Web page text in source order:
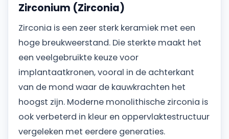
Zirconium (Zirconia)
Zirconia is een zeer sterk keramiek met een
hoge breukweerstand. Die sterkte maakt het
een veelgebruikte keuze voor
implantaatkronen, vooral in de achterkant
van de mond waar de kauwkrachten het
hoogst zijn. Moderne monolithische zirconia is
ook verbeterd in kleur en oppervlaktestructuur
vergeleken met eerdere generaties.